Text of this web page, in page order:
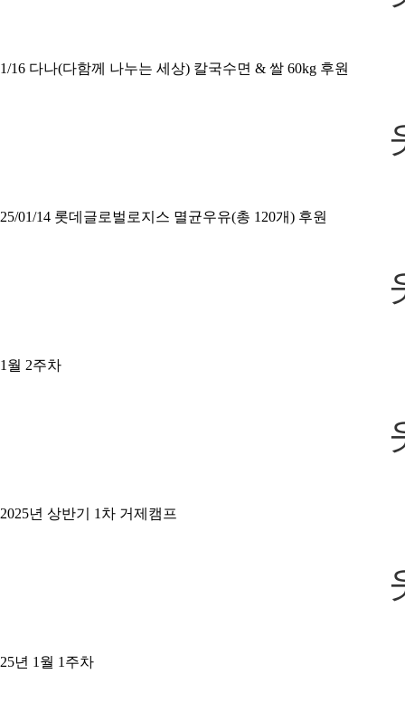
1/16 다나(다함께 나누는 세상) 칼국수면 & 쌀 60kg 후원
25/01/14 롯데글로벌로지스 멸균우유(총 120개) 후원
1월 2주차
2025년 상반기 1차 거제캠프
25년 1월 1주차